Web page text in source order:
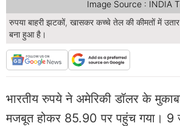
रुपया बाहरी झटकों, खासकर कच्चे तेल की कीमतों में
बना हुआ है।
Image Source : INDIA
भारतीय रुपये ने अमेरिकी डॉलर के
मजबूत होकर 85.90 पर पहुंच गया।